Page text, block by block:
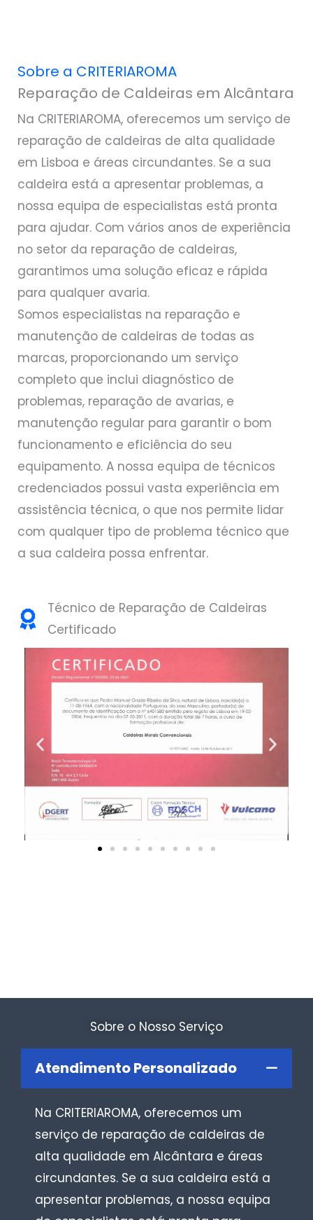
Sobre a CRITERIAROMA
Reparação de Caldeiras em Alcântara
Na CRITERIAROMA, oferecemos um serviço de
reparação de caldeiras de alta qualidade
em Lisboa e áreas circundantes. Se a sua
caldeira está a apresentar problemas, a
nossa equipa de especialistas está pronta
para ajudar. Com vários anos de experiência
no setor da reparação de caldeiras,
garantimos uma solução eficaz e rápida
para qualquer avaria.
Somos especialistas na reparação e
manutenção de caldeiras de todas as
marcas, proporcionando um serviço
completo que inclui diagnóstico de
problemas, reparação de avarias, e
manutenção regular para garantir o bom
funcionamento e eficiência do seu
equipamento. A nossa equipa de técnicos
credenciados possui vasta experiência em
assistência técnica, o que nos permite lidar
com qualquer tipo de problema técnico que
a sua caldeira possa enfrentar.
Técnico de Reparação de Caldeiras
Certificado
Sobre o Nosso Serviço
Atendimento Personalizado
Na CRITERIAROMA, oferecemos um
serviço de reparação de caldeiras de
alta qualidade em Alcântara e áreas
circundantes. Se a sua caldeira está a
apresentar problemas, a nossa equipa